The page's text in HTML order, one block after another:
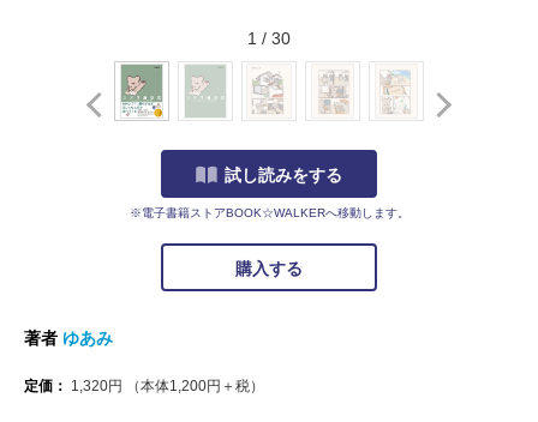
1 / 30
試し読みをする
※電子書籍ストアBOOK☆WALKERへ移動します。
購入する
著者 ゆあみ
定価： 1,320円 （本体1,200円＋税）